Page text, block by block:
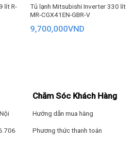
giúp bạn tiết kiệm tối đa diện tích lắp
lít R-
Tủ lạnh Mitsubishi Inverter 330 lít
MR-CGX41EN-GBR-V
9,700,000VND
Chăm Sóc Khách Hàng
Hướng dẫn mua hàng
Phương thức thanh toán